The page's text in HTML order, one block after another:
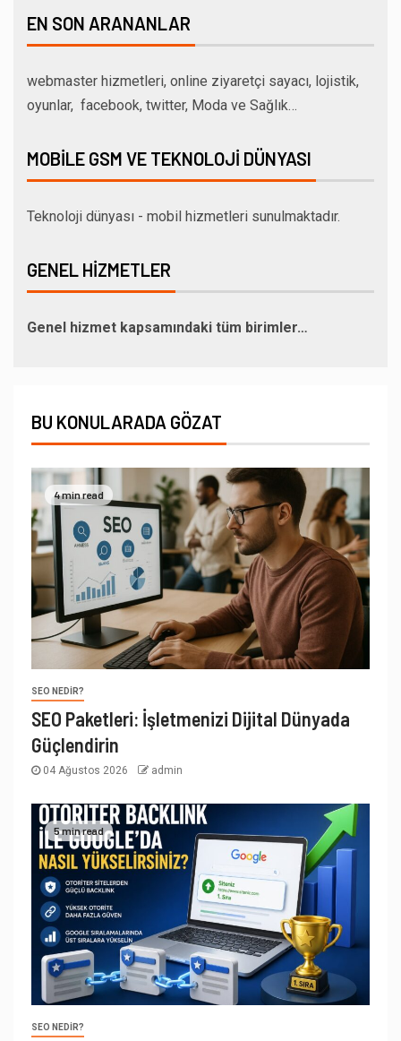
EN SON ARANANLAR
webmaster hizmetleri, online ziyaretçi sayacı, lojistik,
oyunlar, facebook, twitter, Moda ve Sağlık…
MOBILE GSM VE TEKNOLOJI DÜNYASI
Teknoloji dünyası - mobil hizmetleri sunulmaktadır.
GENEL HIZMETLER
Genel hizmet kapsamındaki tüm birimler…
BU KONULARADA GÖZAT
4 min read
SEO NEDIR?
SEO Paketleri: İşletmenizi Dijital Dünyada
Güçlendirin
04 Ağustos 2026 admin
5 min read
SEO NEDIR?